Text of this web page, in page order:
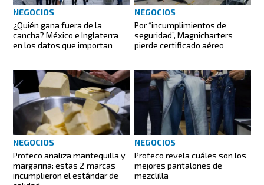
NEGOCIOS
¿Quién gana fuera de la
cancha? México e Inglaterra
en los datos que importan
NEGOCIOS
Por “incumplimientos de
seguridad”, Magnicharters
pierde certificado aéreo
NEGOCIOS
Profeco analiza mantequilla y
margarina: estas 2 marcas
incumplieron el estándar de
NEGOCIOS
Profeco revela cuáles son los
mejores pantalones de
mezclilla